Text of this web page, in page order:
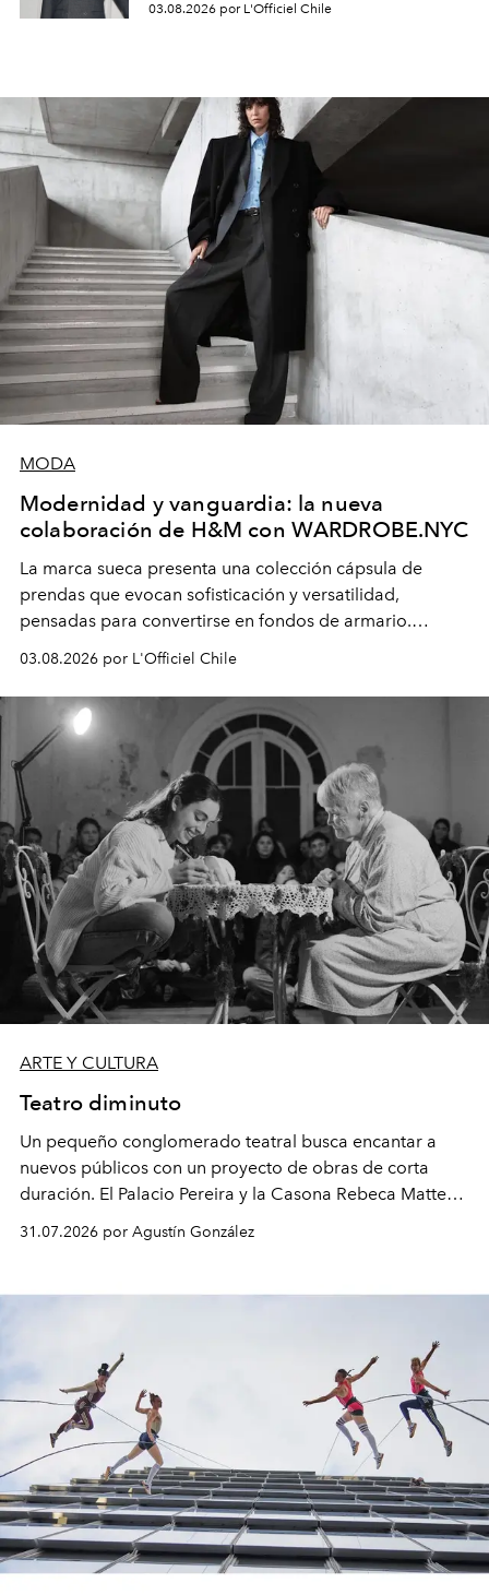
03.08.2026 por L'Officiel Chile
MODA
Modernidad y vanguardia: la nueva
colaboración de H&M con WARDROBE.NYC
La marca sueca presenta una colección cápsula de
prendas que evocan sofisticación y versatilidad,
pensadas para convertirse en fondos de armario.
Disponible en Chile desde el 6 de agosto.
03.08.2026 por L'Officiel Chile
ARTE Y CULTURA
Teatro diminuto
Un pequeño conglomerado teatral busca encantar a
nuevos públicos con un proyecto de obras de corta
duración. El Palacio Pereira y la Casona Rebeca Matte
son algunos de los lugares que han albergado estas
miniobras. Sus puestas en escena son limpias; ponen el
31.07.2026 por Agustín González